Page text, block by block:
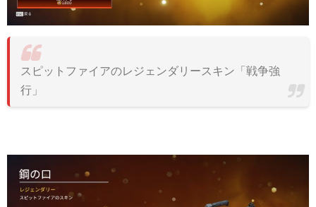
スピットファイアのレジェンダリースキン「戦争強
行」